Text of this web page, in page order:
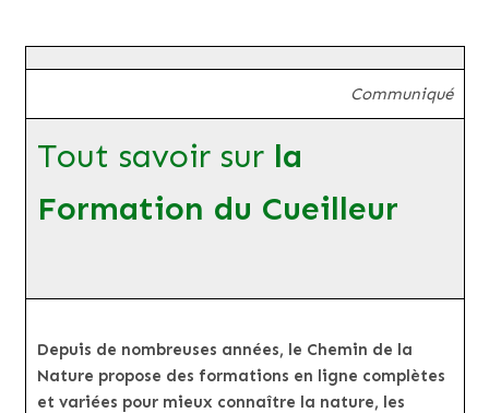
Communiqué
Tout savoir sur la
Formation du Cueilleur
Depuis de nombreuses années, le Chemin de la
Nature propose des formations en ligne complètes
et variées pour mieux connaître la nature, les